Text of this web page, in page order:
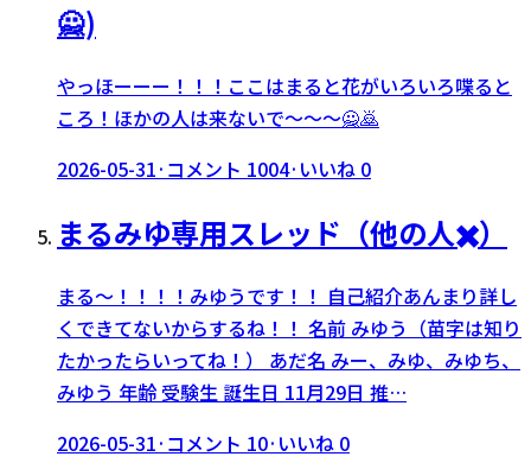
🙅)
やっほーーー！！！ここはまると花がいろいろ喋ると
ころ！ほかの人は来ないで〜〜〜🙅🙇
2026-05-31· コメント 1004· いいね 0
まるみゆ専用スレッド（他の人✖️）
まる〜！！！！みゆうです！！ 自己紹介あんまり詳し
くできてないからするね！！ 名前 みゆう（苗字は知り
たかったらいってね！） あだ名 みー、みゆ、みゆち、
みゆう 年齢 受験生 誕生日 11月29日 推…
2026-05-31· コメント 10· いいね 0